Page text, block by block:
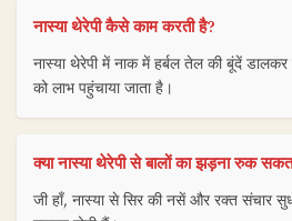
नास्या थेरेपी कैसे काम करती है?
नास्या थेरेपी में नाक में हर्बल तेल की बूंदें
को लाभ पहुंचाया जाता है।
क्या नास्या थेरेपी से बालों का झड़ना रुक
जी हाँ, नास्या से सिर की नसें और रक्त संचार